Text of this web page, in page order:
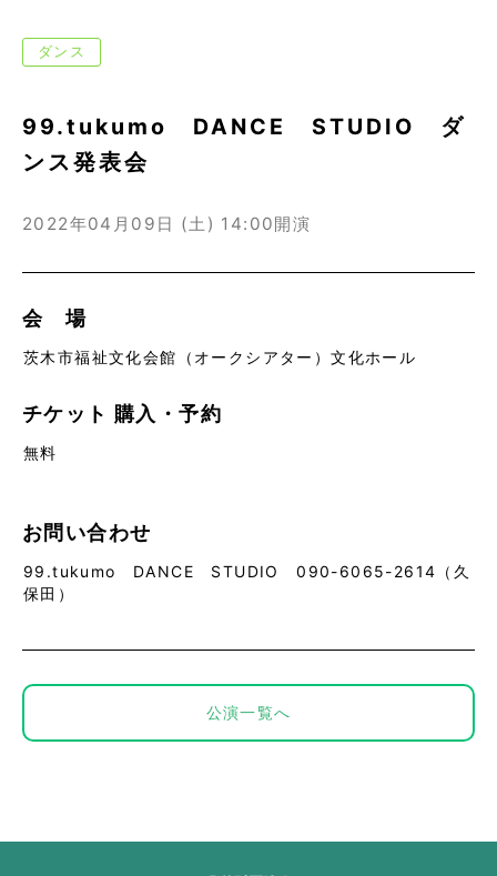
ダンス
99.tukumo DANCE STUDIO ダ
ンス発表会
2022年04月09日 (土) 14:00開演
会 場
茨木市福祉文化会館（オークシアター）文化ホール
チケット 購入・予約
無料
お問い合わせ
99.tukumo DANCE STUDIO 090-6065-2614（久
保田）
公演一覧へ